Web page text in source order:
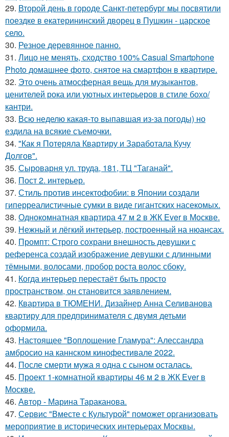
29. Второй день в городе Санкт-петербург мы посвятили
поездке в екатерининский дворец в Пушкин - царское
село.
30. Резное деревянное панно.
31. Лицо не менять, сходство 100% Casual Smartphone
Photo домашнее фото, снятое на смартфон в квартире.
32. Это очень атмосферная вещь для музыкантов,
ценителей рока или уютных интерьеров в стиле бохо/
кантри.
33. Всю неделю какая-то выпавшая из-за погоды) но
ездила на всякие съемочки.
34. "Как я Потеряла Квартиру и Заработала Кучу
Долгов".
35. Сыроварня ул. труда, 181, ТЦ "Таганай".
36. Пост 2. интерьер.
37. Стиль против инсектофобии: в Японии создали
гиперреалистичные сумки в виде гигантских насекомых.
38. Однокомнатная квартира 47 м 2 в ЖК Ever в Москве.
39. Нежный и лёгкий интерьер, построенный на нюансах.
40. Промпт: Строго сохрани внешность девушки с
референса создай изображение девушки с длинными
тёмными, волосами, пробор роста волос сбоку.
41. Когда интерьер перестаёт быть просто
пространством, он становится заявлением.
42. Квартира в ТЮМЕНИ. Дизайнер Анна Селиванова
квартиру для предпринимателя с двумя детьми
оформила.
43. Настоящее "Воплощение Гламура": Алессандра
амбросио на каннском кинофестивале 2022.
44. После смерти мужа я одна с сыном осталась.
45. Проект 1-комнатной квартиры 46 м 2 в ЖК Ever в
Москве.
46. Автор - Марина Тараканова.
47. Сервис "Вместе с Культурой" поможет организовать
мероприятие в исторических интерьерах Москвы.